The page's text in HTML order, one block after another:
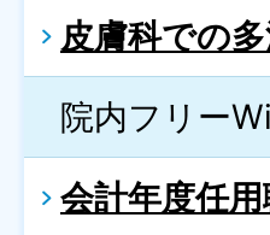
皮膚科での
院内フリー
会計年度任